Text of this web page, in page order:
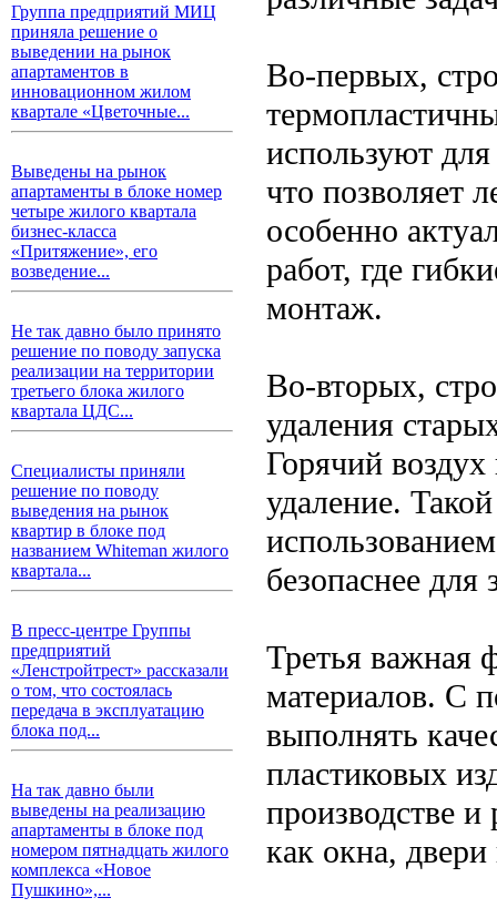
Группа предприятий МИЦ
приняла решение о
выведении на рынок
апартаментов в
инновационном жилом
квартале «Цветочные...
Выведены на рынок
апартаменты в блоке номер
четыре жилого квартала
бизнес-класса
«Притяжение», его
возведение...
Не так давно было принято
решение по поводу запуска
реализации на территории
третьего блока жилого
квартала ЦДС...
Специалисты приняли
решение по поводу
выведения на рынок
квартир в блоке под
названием Whiteman жилого
квартала...
В пресс-центре Группы
предприятий
«Ленстройтрест» рассказали
о том, что состоялась
передача в эксплуатацию
блока под...
На так давно были
выведены на реализацию
апартаменты в блоке под
номером пятнадцать жилого
комплекса «Новое
Пушкино»,...
Во-первых,
используют
что позволяет
особенно
работ, где
монтаж.
Во-вторых,
удаления
Горячий воздух
удаление.
безопаснее
Третья важная
материалов. С
выполнять
пластиковых
производстве
как окна,